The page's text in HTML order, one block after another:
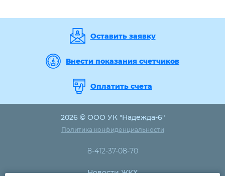
Оставить заявку
Внести показания счетчиков
Оплатить счета
2026 © ООО УК "Надежда-6"
Политика конфиденциальности
8-412-37-08-70
Новости ЖКХ